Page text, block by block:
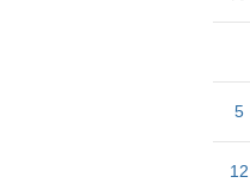
5
12